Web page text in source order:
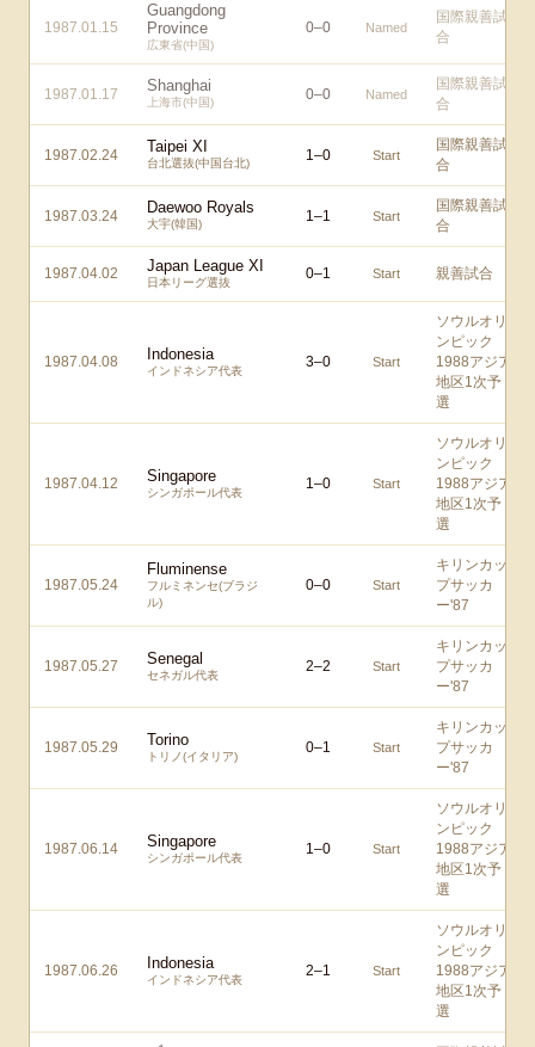
1987.01.15
Guangdong
Province
広東省(中国)
0–0 Named
国際親善試
合
1987.01.17 Shanghai
上海市(中国) 0–0 Named
国際親善試
合
1987.02.24 Taipei XI
台北選抜(中国台北) 1–0 Start
国際親善試
合
1987.03.24 Daewoo Royals
大宇(韓国) 1–1 Start
国際親善試
合
1987.04.02 Japan League XI
日本リーグ選抜
0–1 Start 親善試合
1987.04.08 Indonesia
インドネシア代表
3–0 Start
ソウルオリ
ンピック
1988アジア
地区1次予
選
1987.04.12 Singapore
シンガポール代表
1–0 Start
ソウルオリ
ンピック
1988アジア
地区1次予
選
1987.05.24
Fluminense
フルミネンセ(ブラジ
ル)
0–0 Start
キリンカッ
プサッカ
ー'87
1987.05.27 Senegal
セネガル代表
2–2 Start
キリンカッ
プサッカ
ー'87
1987.05.29 Torino
トリノ(イタリア)
0–1 Start
キリンカッ
プサッカ
ー'87
1987.06.14 Singapore
シンガポール代表
1–0 Start
ソウルオリ
ンピック
1988アジア
地区1次予
選
1987.06.26 Indonesia
インドネシア代表
2–1 Start
ソウルオリ
ンピック
1988アジア
地区1次予
選